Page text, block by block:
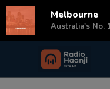
Login
Melbourne
Australia's No.